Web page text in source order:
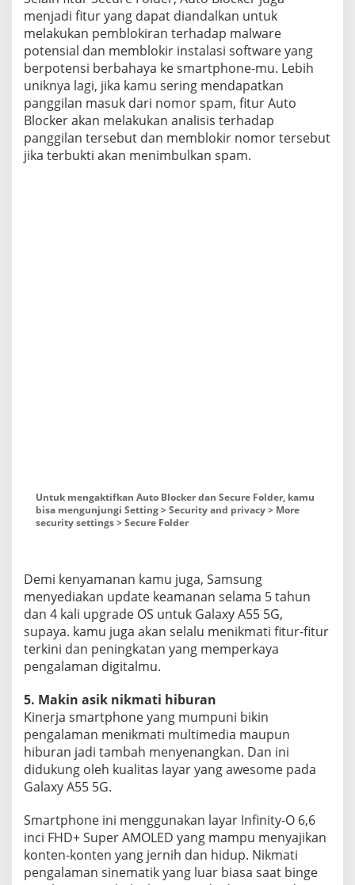
menjadi fitur yang dapat diandalkan untuk
melakukan pemblokiran terhadap malware
potensial dan memblokir instalasi software yang
berpotensi berbahaya ke smartphone-mu. Lebih
uniknya lagi, jika kamu sering mendapatkan
panggilan masuk dari nomor spam, fitur Auto
Blocker akan melakukan analisis terhadap
panggilan tersebut dan memblokir nomor tersebut
jika terbukti akan menimbulkan spam.
Untuk mengaktifkan Auto Blocker dan Secure Folder, kamu
bisa mengunjungi Setting > Security and privacy > More
security settings > Secure Folder
Demi kenyamanan kamu juga, Samsung
menyediakan update keamanan selama 5 tahun
dan 4 kali upgrade OS untuk Galaxy A55 5G,
supaya. kamu juga akan selalu menikmati fitur-fitur
terkini dan peningkatan yang memperkaya
pengalaman digitalmu.
5. Makin asik nikmati hiburan
Kinerja smartphone yang mumpuni bikin
pengalaman menikmati multimedia maupun
hiburan jadi tambah menyenangkan. Dan ini
didukung oleh kualitas layar yang awesome pada
Galaxy A55 5G.
Smartphone ini menggunakan layar Infinity-O 6,6
inci FHD+ Super AMOLED yang mampu menyajikan
konten-konten yang jernih dan hidup. Nikmati
pengalaman sinematik yang luar biasa saat binge